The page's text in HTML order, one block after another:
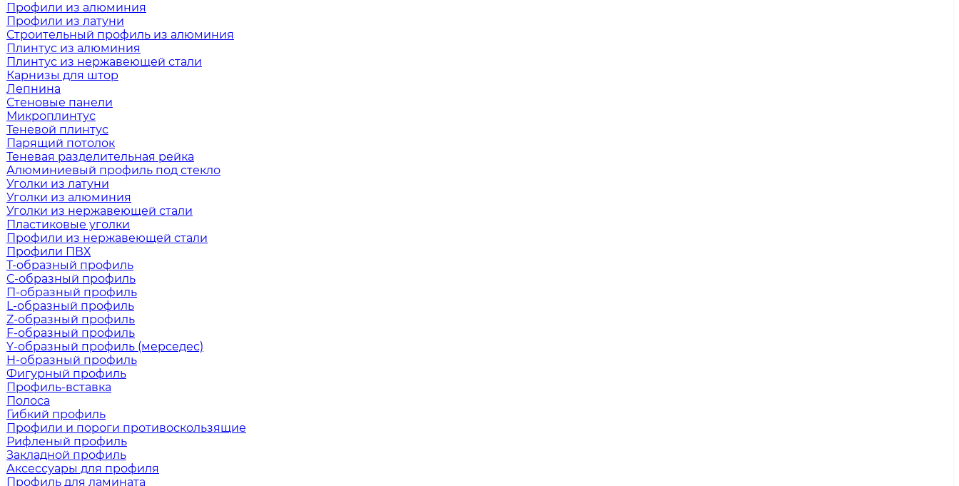
Профили из алюминия
Профили из латуни
Строительный профиль из алюминия
Плинтус из алюминия
Плинтус из нержавеющей стали
Карнизы для штор
Лепнина
Стеновые панели
Микроплинтус
Теневой плинтус
Парящий потолок
Теневая разделительная рейка
Алюминиевый профиль под стекло
Уголки из латуни
Уголки из алюминия
Уголки из нержавеющей стали
Пластиковые уголки
Профили из нержавеющей стали
Профили ПВХ
Т-образный профиль
С-образный профиль
П-образный профиль
L-образный профиль
Z-образный профиль
F-образный профиль
Y-образный профиль (мерседес)
H-образный профиль
Фигурный профиль
Профиль-вставка
Полоса
Гибкий профиль
Профили и пороги противоскользящие
Рифленый профиль
Закладной профиль
Аксессуары для профиля
Профиль для ламината